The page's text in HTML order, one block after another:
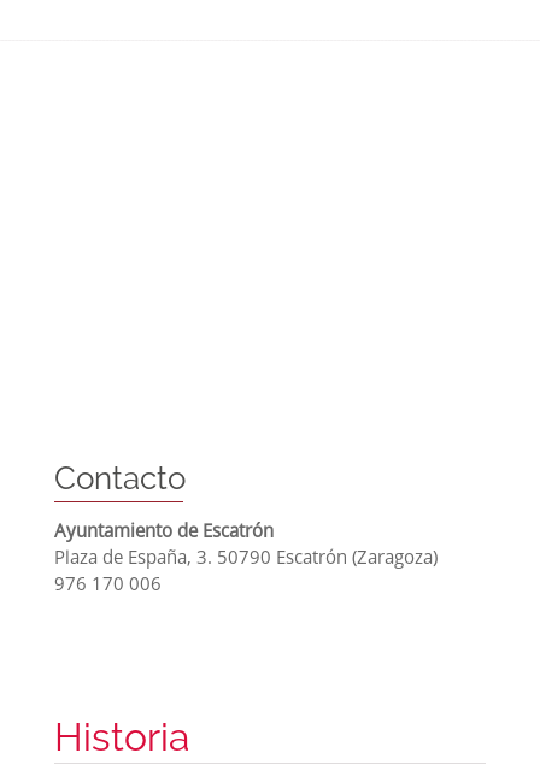
Contacto
Ayuntamiento de Escatrón
Plaza de España, 3. 50790 Escatrón (Zaragoza)
976 170 006
Historia
funcionalidades
desaparecerán